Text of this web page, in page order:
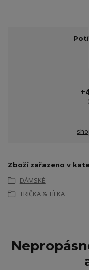
Zboží zařazeno v
DÁMSKÉ
TRIČKA & TÍLKA